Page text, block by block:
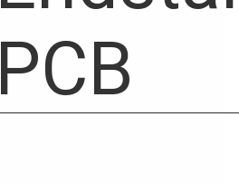
PCB